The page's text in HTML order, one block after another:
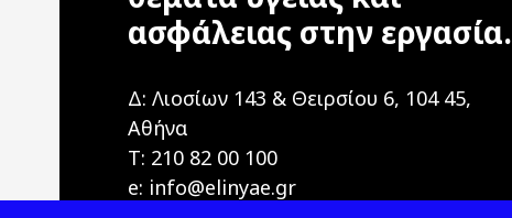
ασφάλειας στην εργασία.
Δ: Λιοσίων 143 & Θειρσίου 6, 104 45,
Αθήνα
T: 210 82 00 100
e: info@elinyae.gr